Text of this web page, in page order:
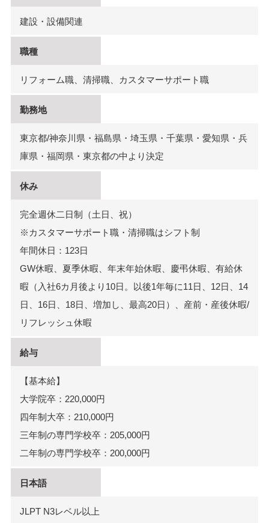
建設・設備関連
職種
リフォーム職、清掃職、カスタマーサポート職
勤務地
東京都/神奈川県・福島県・埼玉県・千葉県・愛知県・兵
庫県・福岡県・東京都の中より決定
休み
完全週休二日制（土日、祝）
※カスタマーサポート職・清掃職はシフト制
年間休日：123日
GW休暇、夏季休暇、年末年始休暇、慶弔休暇、有給休
暇（入社6カ月後より10日。以後1年毎に11日、12日、14
日、16日、18日、増加し、最高20日）、産前・産後休暇/
リフレッシュ休暇
給与
【基本給】
大学院卒：220,000円
四年制大卒：210,000円
三年制の専門学校卒：205,000円
二年制の専門学校卒：200,000円
日本語
JLPT N3レベル以上